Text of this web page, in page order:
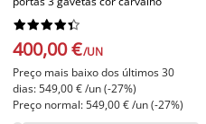






400,00 €/UN
Preço mais baixo dos últimos 30
dias: 549,00 € /un (-27%)
Preço normal: 549,00 € /un (-27%)